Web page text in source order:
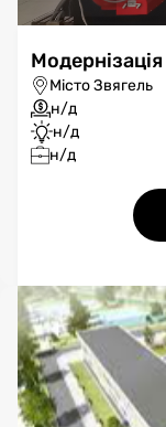
Місто Звягель
н/д
н/д
н/д